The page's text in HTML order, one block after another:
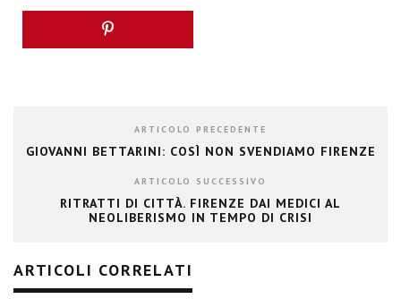
ARTICOLO PRECEDENTE
GIOVANNI BETTARINI: COSÌ NON SVENDIAMO FIRENZE
ARTICOLO SUCCESSIVO
RITRATTI DI CITTÀ. FIRENZE DAI MEDICI AL
NEOLIBERISMO IN TEMPO DI CRISI
ARTICOLI CORRELATI